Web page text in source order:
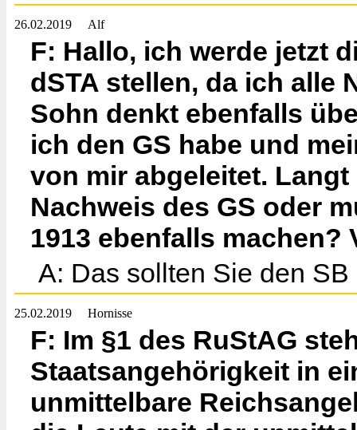
26.02.2019 Alf
F: Hallo, ich werde jetzt
dSTA stellen, da ich alle
Sohn denkt ebenfalls
ich den GS habe und
von mir abgeleitet.
Nachweis des GS oder
1913 ebenfalls machen?
A: Das sollten Sie den SB
25.02.2019 Hornisse
F: Im §1 des RuStAG
Staatsangehörigkeit in
unmittelbare